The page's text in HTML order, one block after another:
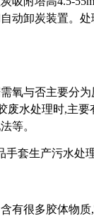
动卸炭装置。
氧与否主要分
废水处理时,主
等。
有很多胶体物